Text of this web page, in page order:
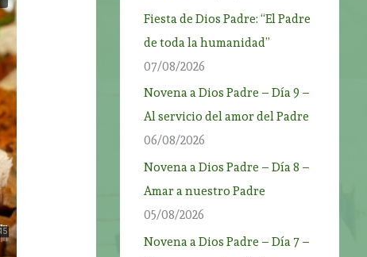
Fiesta de Dios Padre: “El Padre
de toda la humanidad”
07/08/2026
Novena a Dios Padre – Día 9 –
Al servicio del amor del Padre
06/08/2026
Novena a Dios Padre – Día 8 –
Amar a nuestro Padre
05/08/2026
Novena a Dios Padre – Día 7 –